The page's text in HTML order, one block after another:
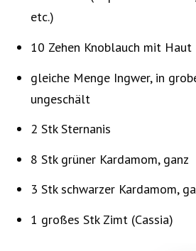
etc.)
10 Zehen Knoblauch mit Haut
gleiche Menge Ingwer, in
ungeschält
2 Stk Sternanis
8 Stk grüner Kardamom, ganz
3 Stk schwarzer Kardamom,
1 großes Stk Zimt (Cassia)